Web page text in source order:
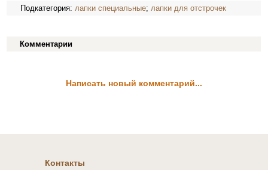
Подкатегория:лапки специальные;лапки для отстрочек
Комментарии
Написать новый комментарий...
Контакты